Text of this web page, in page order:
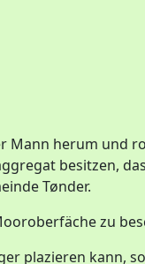
Mann herum und
besitzen,
Tønder.
zu
plazieren kann, so